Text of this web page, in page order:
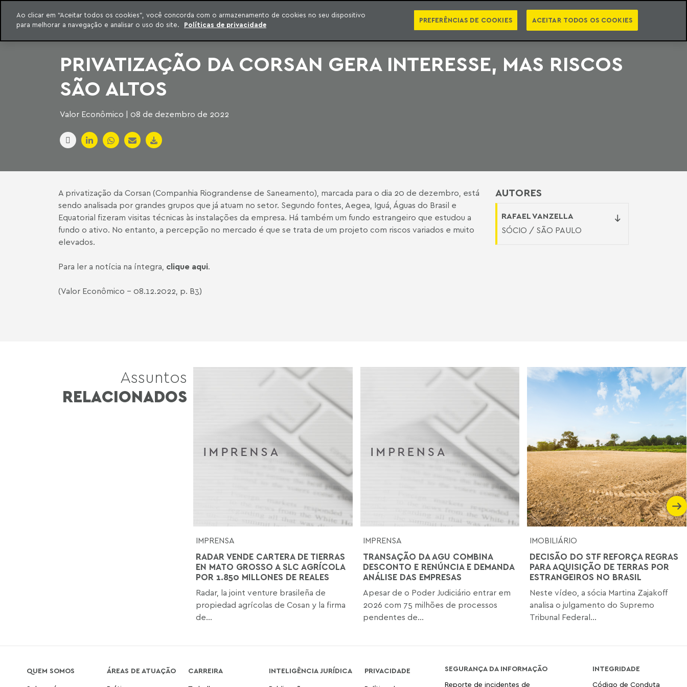
para o conteúdo
Machado Meyer
INTELIGÊNCIA JURÍDICA
CONTEÚDO EXCLUSIVO MACHADO MEYER ADVOGADOS
SÉRIES PUBLICAÇÕES EBOOKS PODCASTS NEWSLETTER VIDEOCASTS PT EN CATEGORIAS
PRIVATIZAÇÃO DA CORSAN GERA INTERESSE, MAS RISCOS
SÃO ALTOS
Valor Econômico | 08 de dezembro de 2022
AUTORES
RAFAEL VANZELLA
SÓCIO / SÃO PAULO
A privatização da Corsan (Companhia Riograndense de Saneamento), marcada para o dia 20 de dezembro, está
sendo analisada por grandes grupos que já atuam no setor. Segundo fontes, Aegea, Iguá, Águas do Brasil e
Equatorial fizeram visitas técnicas às instalações da empresa. Há também um fundo estrangeiro que estudou a
fundo o ativo. No entanto, a percepção no mercado é que se trata de um projeto com riscos variados e muito
elevados.
Para ler a notícia na íntegra, clique aqui.
(Valor Econômico - 08.12.2022, p. B3)
Assuntos
RELACIONADOS
IMPRENSA
RADAR VENDE CARTERA DE TIERRAS
EN MATO GROSSO A SLC AGRÍCOLA
POR 1.850 MILLONES DE REALES
Radar, la joint venture brasileña de
propiedad agrícolas de Cosan y la firma
de...
IMPRENSA
TRANSAÇÃO DA AGU COMBINA
DESCONTO E RENÚNCIA E DEMANDA
ANÁLISE DAS EMPRESAS
Apesar de o Poder Judiciário entrar em
2026 com 75 milhões de processos
pendentes de...
IMOBILIÁRIO
DECISÃO DO STF REFORÇA REGRAS
PARA AQUISIÇÃO DE TERRAS POR
ESTRANGEIROS NO BRASIL
Neste vídeo, a sócia Martina Zajakoff
analisa o julgamento do Supremo
Tribunal Federal...
QUEM SOMOS ÁREAS DE ATUAÇÃO CARREIRA INTELIGÊNCIA JURÍDICA PRIVACIDADE
SEGURANÇA DA INFORMAÇÃO
Reporte de incidentes de
INTEGRIDADE
Código de Conduta
Ao clicar em “Aceitar todos os cookies”, você concorda com o armazenamento de cookies no seu dispositivo
para melhorar a navegação e analisar o uso do site.
Políticas de privacidade
PREFERÊNCIAS DE COOKIES ACEITAR TODOS OS COOKIES